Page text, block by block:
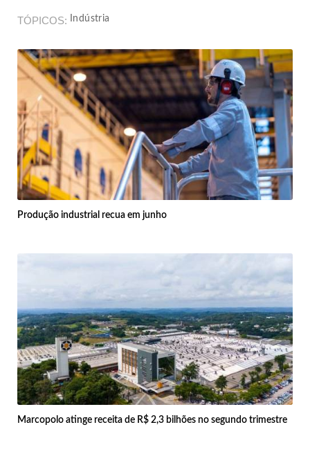
TÓPICOS Indústria
Produção industrial recua em junho
Marcopolo atinge receita de R$ 2,3 bilhões no segundo trimestre